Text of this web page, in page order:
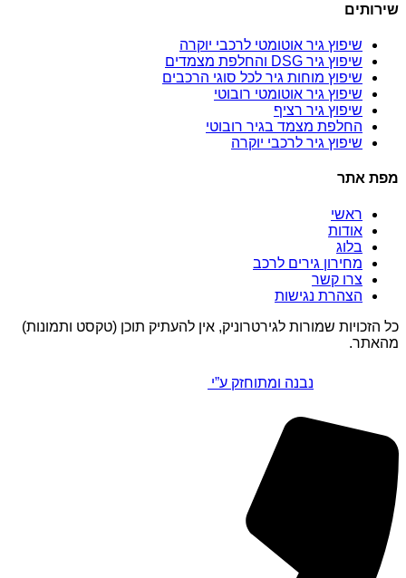
שירותים
שיפוץ גיר אוטומטי לרכבי יוקרה
שיפוץ גיר DSG והחלפת מצמדים
שיפוץ מוחות גיר לכל סוגי הרכבים
שיפוץ גיר אוטומטי רובוטי
שיפוץ גיר רציף
החלפת מצמד בגיר רובוטי
שיפוץ גיר לרכבי יוקרה
מפת אתר
ראשי
אודות
בלוג
מחירון גירים לרכב
צרו קשר
הצהרת נגישות
כל הזכויות שמורות לגירטרוניק, אין להעתיק תוכן (טקסט ותמונות)
מהאתר.
נבנה ומתוחזק ע”י